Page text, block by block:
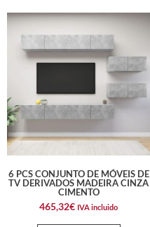
6 PCS CONJUNTO DE MÓVEIS DE
TV DERIVADOS MADEIRA CINZA
CIMENTO
465,32€ IVA incluido